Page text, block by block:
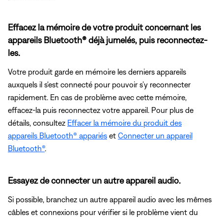
Effacez la mémoire de votre produit concernant les
appareils Bluetooth® déjà jumelés, puis reconnectez-
les.
Votre produit garde en mémoire les derniers appareils
auxquels il s'est connecté pour pouvoir s’y reconnecter
rapidement. En cas de problème avec cette mémoire,
effacez-la puis reconnectez votre appareil. Pour plus de
détails, consultez Effacer la mémoire du produit des
appareils Bluetooth® appariés et Connecter un appareil
Bluetooth®.
Essayez de connecter un autre appareil audio.
Si possible, branchez un autre appareil audio avec les mêmes
câbles et connexions pour vérifier si le problème vient du